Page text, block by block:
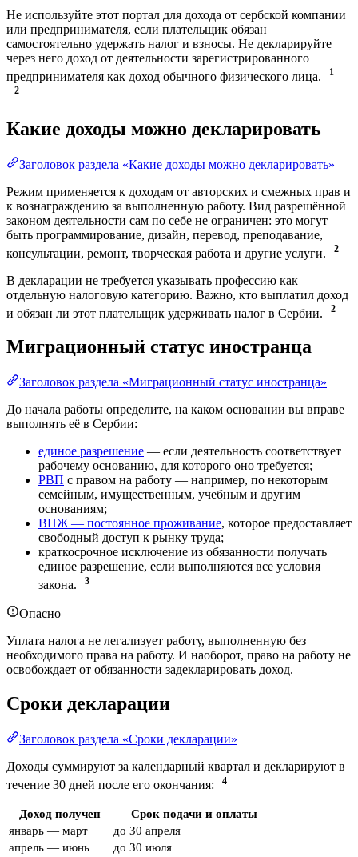
Не используйте этот портал для дохода от сербской компании
или предпринимателя, если плательщик обязан
самостоятельно удержать налог и взносы. Не декларируйте
через него доход от деятельности зарегистрированного
предпринимателя как доход обычного физического лица.
1
2
Какие доходы можно декларировать
Заголовок раздела «Какие доходы можно декларировать»
Режим применяется к доходам от авторских и смежных прав и
к вознаграждению за выполненную работу. Вид разрешённой
законом деятельности сам по себе не ограничен: это могут
быть программирование, дизайн, перевод, преподавание,
консультации, ремонт, творческая работа и другие услуги.
2
В декларации не требуется указывать профессию как
отдельную налоговую категорию. Важно, кто выплатил доход
и обязан ли этот плательщик удерживать налог в Сербии.
2
Миграционный статус иностранца
Заголовок раздела «Миграционный статус иностранца»
До начала работы определите, на каком основании вы вправе
выполнять её в Сербии:
единое разрешение — если деятельность соответствует
рабочему основанию, для которого оно требуется;
РВП с правом на работу — например, по некоторым
семейным, имущественным, учебным и другим
основаниям;
ВНЖ — постоянное проживание, которое предоставляет
свободный доступ к рынку труда;
краткосрочное исключение из обязанности получать
единое разрешение, если выполняются все условия
закона.
3
Опасно
Уплата налога не легализует работу, выполненную без
необходимого права на работу. И наоборот, право на работу не
освобождает от обязанности задекларировать доход.
Сроки декларации
Заголовок раздела «Сроки декларации»
Доходы суммируют за календарный квартал и декларируют в
течение 30 дней после его окончания:
4
Доход получен
Срок подачи и оплаты
январь — март
до 30 апреля
апрель — июнь
до 30 июля